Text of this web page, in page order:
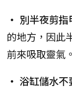
• 別半夜剪指
的地方，因此
前來吸取靈氣。
• 浴缸儲水不